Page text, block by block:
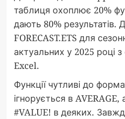
таблиця охоплює 20%
дають 80% результатів.
FORECAST.ETS для
актуальних у 2025 році
Excel.
Функції чутливі до
ігнорується в
#VALUE! в деяких.